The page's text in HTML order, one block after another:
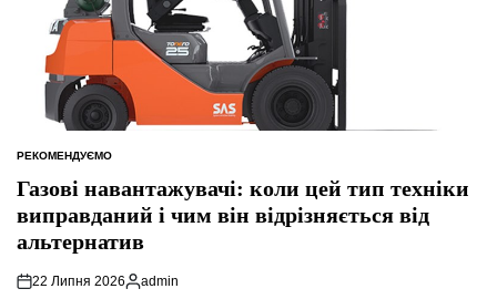
ОПУБЛІКУВАТИ
РЕКОМЕНДУЄМО
Газові навантажувачі: коли цей тип техніки
виправданий і чим він відрізняється від
альтернатив
22 Липня 2026
Опубліковано
admin